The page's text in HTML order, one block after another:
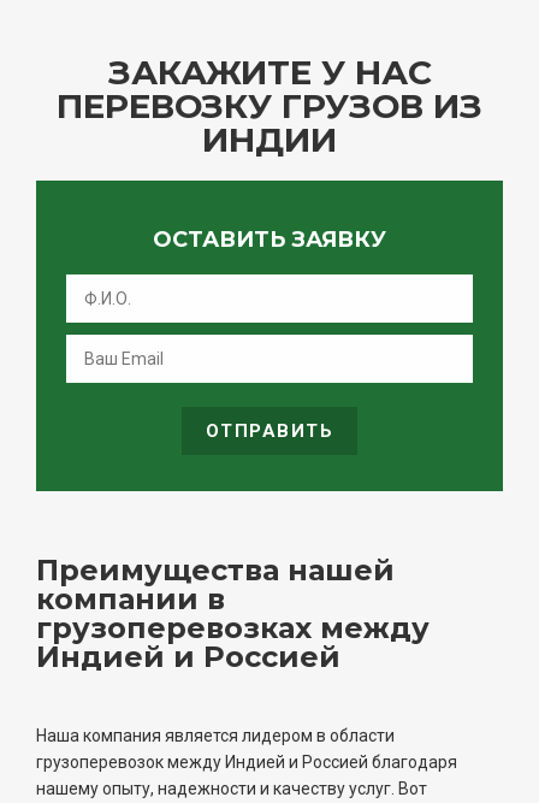
ЗАКАЖИТЕ У НАС
ПЕРЕВОЗКУ ГРУЗОВ ИЗ
ИНДИИ
ОСТАВИТЬ ЗАЯВКУ
ОТПРАВИТЬ
Преимущества нашей
компании в
грузоперевозках между
Индией и Россией
Наша компания является лидером в области
грузоперевозок между Индией и Россией благодаря
нашему опыту, надежности и качеству услуг. Вот